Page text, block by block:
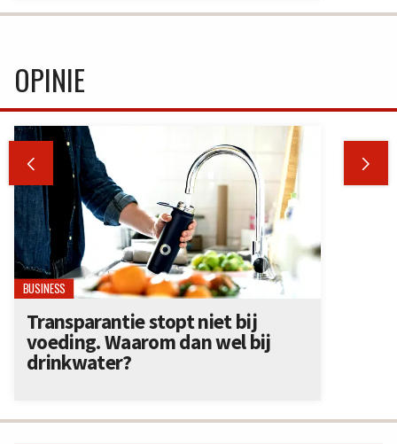
OPINIE
 
BUSINESS
Transparantie stopt niet bij
voeding. Waarom dan wel bij
drinkwater?